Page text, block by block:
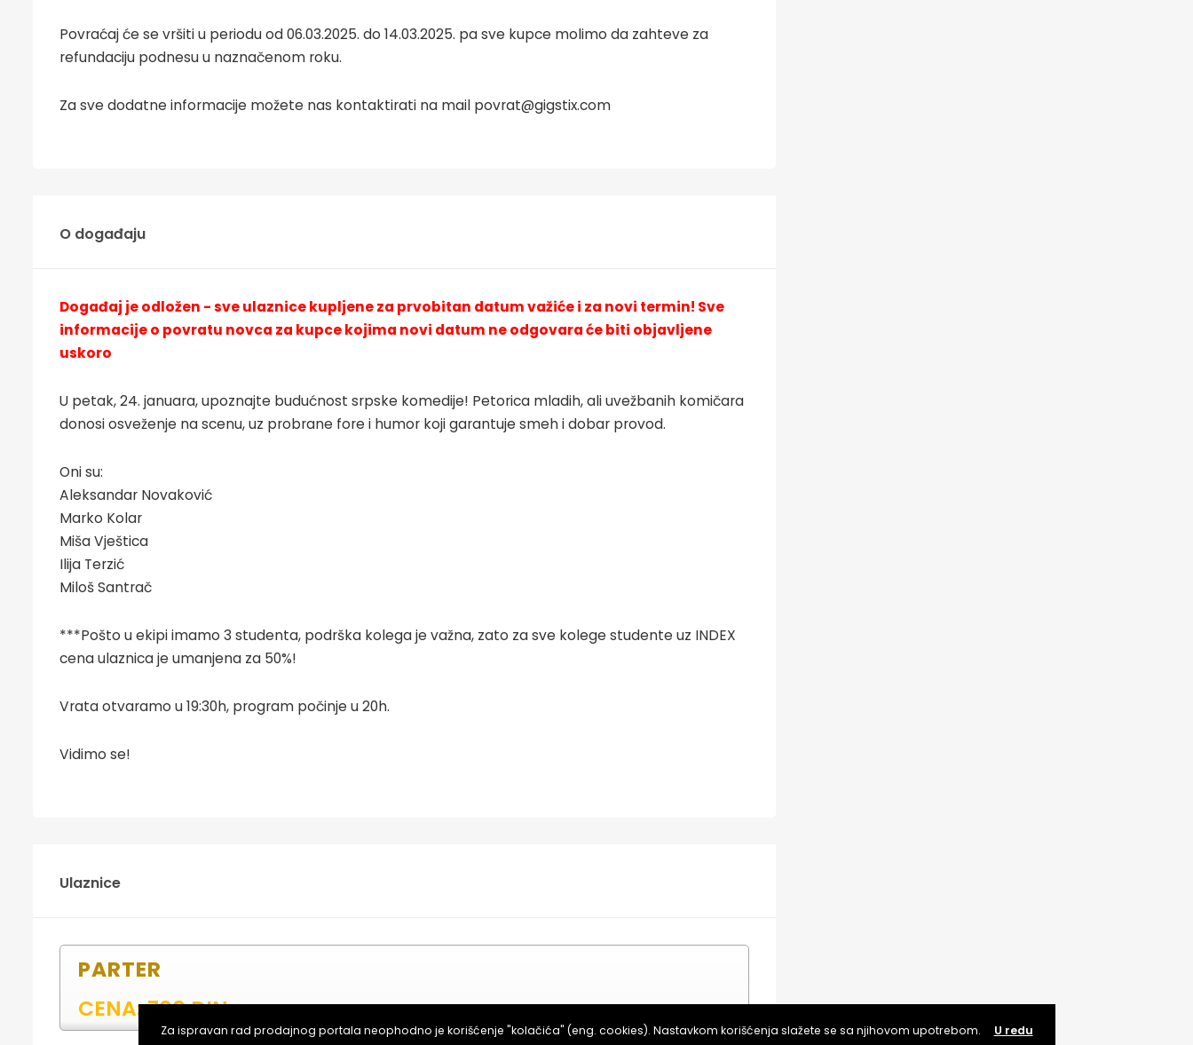
Povraćaj će se vršiti u periodu od 06.03.2025. do 14.03.2025. pa sve kupce molimo da zahteve za
refundaciju podnesu u naznačenom roku.
Za sve dodatne informacije možete nas kontaktirati na mail povrat@gigstix.com
O događaju
Događaj je odložen - sve ulaznice kupljene za prvobitan datum važiće i za novi termin! Sve
informacije o povratu novca za kupce kojima novi datum ne odgovara će biti objavljene
uskoro
U petak, 24. januara, upoznajte budućnost srpske komedije! Petorica mladih, ali uvežbanih komičara
donosi osveženje na scenu, uz probrane fore i humor koji garantuje smeh i dobar provod.
Oni su:
Aleksandar Novaković
Marko Kolar
Miša Vještica
Ilija Terzić
Miloš Santrač
***Pošto u ekipi imamo 3 studenta, podrška kolega je važna, zato za sve kolege studente uz INDEX
cena ulaznica je umanjena za 50%!
Vrata otvaramo u 19:30h, program počinje u 20h.
Vidimo se!
Ulaznice
PARTER
CENA: 700 DIN
Za ispravan rad prodajnog portala neophodno je korišćenje "kolačića" (eng. cookies). Nastavkom korišćenja slažete se sa njihovom upotrebom. U redu